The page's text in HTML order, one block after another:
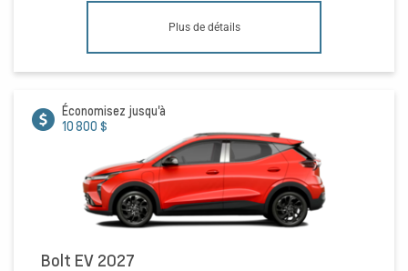
Plus de détails
Économisez jusqu'à
10 800 $
Bolt EV 2027